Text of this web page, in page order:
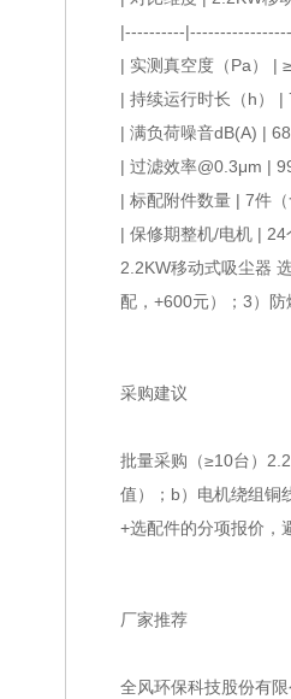
|----------
| 实测真空度（Pa） |
| 持续运行时长（h）
| 满负荷噪音dB(A) |
| 过滤效率@0.3μm |
| 标配附件数量 | 7件
| 保修期整机/电机 |
2.2KW移动式吸尘器
配，+600元）；3）
采购建议
批量采购（≥10台）
值）；b）电机绕组铜
+选配件的分项报价，
厂家推荐
全风环保科技股份有